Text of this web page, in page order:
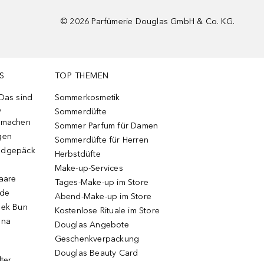
© 2026 Parfümerie Douglas GmbH & Co. KG.
sind
Bun
TOP THEMEN
Sommerkosmetik
Sommerdüfte
Sommer Parfum für Damen
Sommerdüfte für Herren
Herbstdüfte
Make-up-Services
Tages-Make-up im Store
Abend-Make-up im Store
Kostenlose Rituale im Store
Douglas Angebote
Geschenkverpackung
Douglas Beauty Card